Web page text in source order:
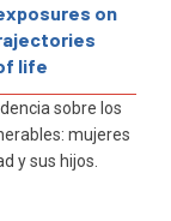
on
life
sobre los
mujeres
y sus hijos.